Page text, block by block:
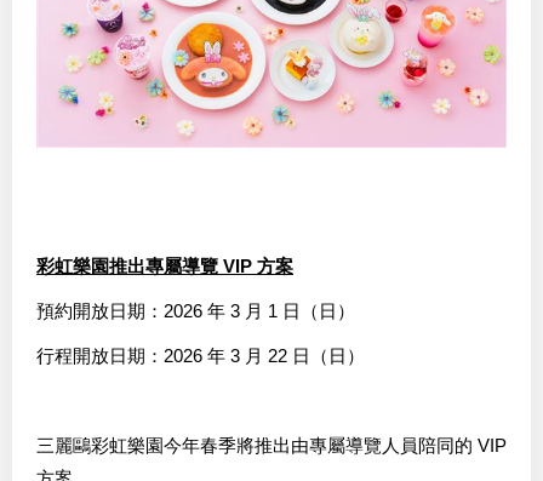
彩虹樂園推出專屬導覽 VIP 方案
預約開放日期：2026 年 3 月 1 日（日）
行程開放日期：2026 年 3 月 22 日（日）
三麗鷗彩虹樂園今年春季將推出由專屬導覽人員陪同的 VIP